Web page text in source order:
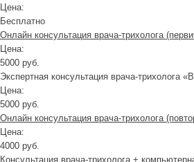
Цена:
Бесплатно
Онлайн консультация врача-трихолога
Цена:
5000 руб.
Экспертная консультация врача-трихолога
Цена:
5000 руб.
Онлайн консультация врача-трихолога
Цена:
4000 руб.
Консультация врача-трихолога +